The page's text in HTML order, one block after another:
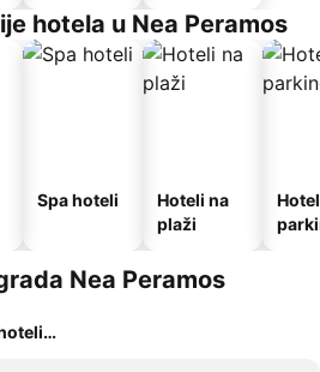
hotela u Nea Peramos
Spa hoteli
Hoteli na
plaži
Nea Peramos